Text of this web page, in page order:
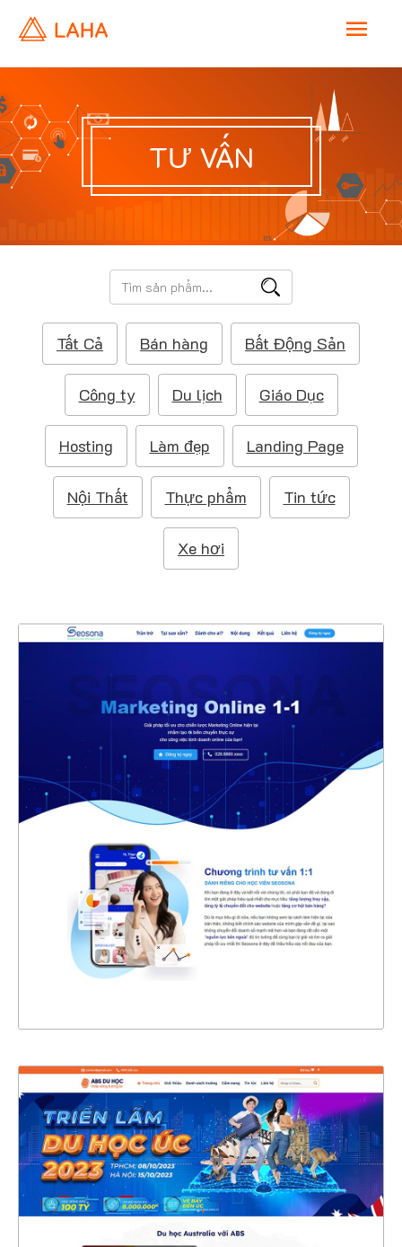
M
a
i
n
n
u
TƯ VẤN
T
ì
m
i
ế
m
Tất Cả Bán hàng Bất Động Sản
Công ty Du lịch Giáo Dục
Hosting Làm đẹp Landing Page
Nội Thất Thực phẩm Tin tức
Xe hơi
47410
CHI TIẾT
47467